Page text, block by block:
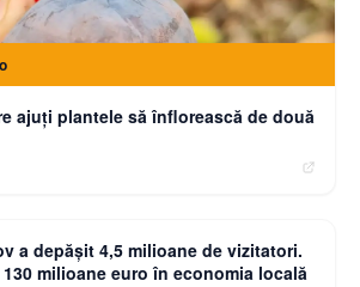
ajuți plantele să înflorească de două
a depășit 4,5 milioane de vizitatori.
milioane euro în economia locală